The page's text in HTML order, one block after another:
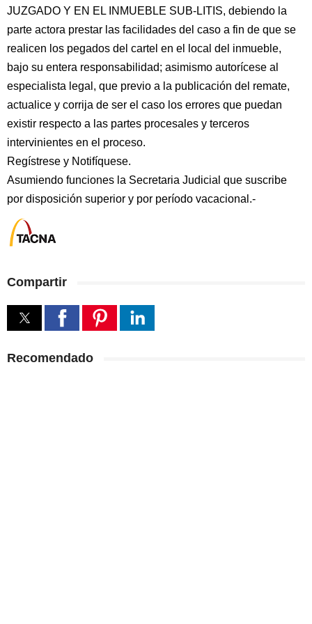
JUZGADO Y EN EL INMUEBLE SUB-LITIS, debiendo la
parte actora prestar las facilidades del caso a fin de que se
realicen los pegados del cartel en el local del inmueble,
bajo su entera responsabilidad; asimismo autorícese al
especialista legal, que previo a la publicación del remate,
actualice y corrija de ser el caso los errores que puedan
existir respecto a las partes procesales y terceros
intervinientes en el proceso.
Regístrese y Notifíquese.
Asumiendo funciones la Secretaria Judicial que suscribe
por disposición superior y por período vacacional.-
Compartir
Recomendado